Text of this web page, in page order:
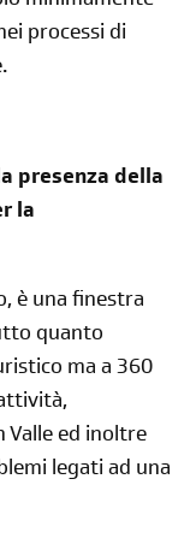
processi di
presenza della
la
è una finestra
quanto
ma a 360
Valle ed inoltre
legati ad una